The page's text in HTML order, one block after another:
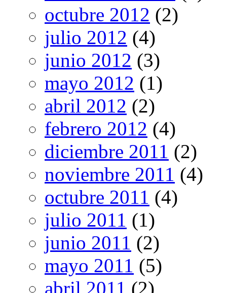
octubre 2012 (2)
julio 2012 (4)
junio 2012 (3)
mayo 2012 (1)
abril 2012 (2)
febrero 2012 (4)
diciembre 2011 (2)
noviembre 2011 (4)
octubre 2011 (4)
julio 2011 (1)
junio 2011 (2)
mayo 2011 (5)
abril 2011 (2)